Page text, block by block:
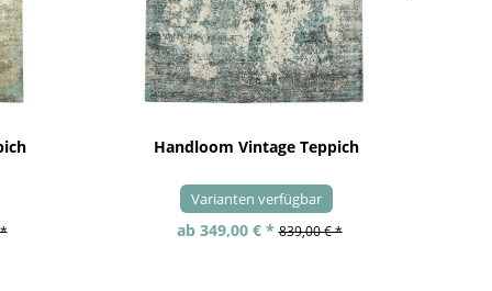
Handloom Vintage Teppich
Varianten verfügbar
ab 349,00 € * 839,00 € *